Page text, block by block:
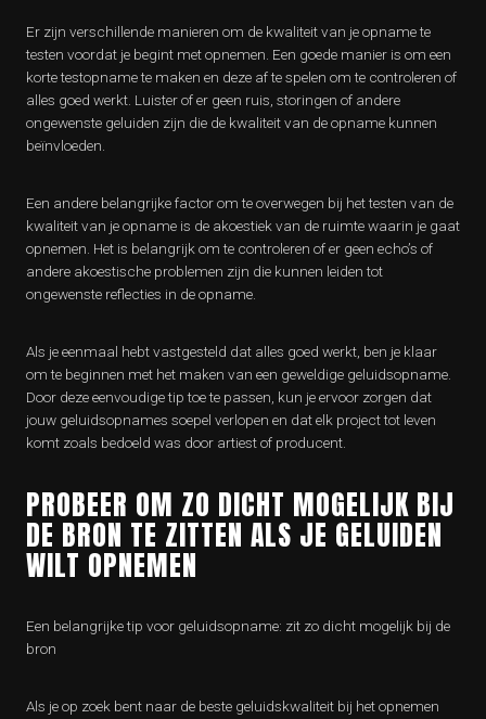
Er zijn verschillende manieren om de kwaliteit van je opname te
testen voordat je begint met opnemen. Een goede manier is om een ​​
korte testopname te maken en deze af te spelen om te controleren of
alles goed werkt. Luister of er geen ruis, storingen of andere
ongewenste geluiden zijn die de kwaliteit van de opname kunnen
beïnvloeden.
Een andere belangrijke factor om te overwegen bij het testen van de
kwaliteit van je opname is de akoestiek van de ruimte waarin je gaat
opnemen. Het is belangrijk om te controleren of er geen echo’s of
andere akoestische problemen zijn die kunnen leiden tot
ongewenste reflecties in de opname.
Als je eenmaal hebt vastgesteld dat alles goed werkt, ben je klaar
om te beginnen met het maken van een geweldige geluidsopname.
Door deze eenvoudige tip toe te passen, kun je ervoor zorgen dat
jouw geluidsopnames soepel verlopen en dat elk project tot leven
komt zoals bedoeld was door artiest of producent.
PROBEER OM ZO DICHT MOGELIJK BIJ
DE BRON TE ZITTEN ALS JE GELUIDEN
WILT OPNEMEN
Een belangrijke tip voor geluidsopname: zit zo dicht mogelijk bij de
bron
Als je op zoek bent naar de beste geluidskwaliteit bij het opnemen